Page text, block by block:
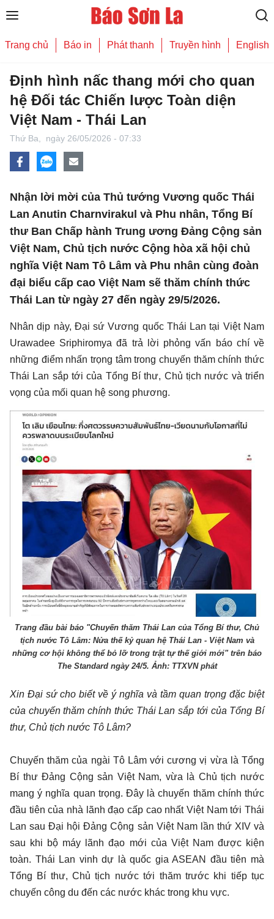
Trang chủ Báo in Phát thanh Truyền hình English
Định hình nấc thang mới cho quan
hệ Đối tác Chiến lược Toàn diện
Việt Nam - Thái Lan
Thứ Ba, ngày 26/05/2026 - 07:33
Nhận lời mời của Thủ tướng Vương quốc Thái
Lan Anutin Charnvirakul và Phu nhân, Tổng Bí
thư Ban Chấp hành Trung ương Đảng Cộng sản
Việt Nam, Chủ tịch nước Cộng hòa xã hội chủ
nghĩa Việt Nam Tô Lâm và Phu nhân cùng đoàn
đại biểu cấp cao Việt Nam sẽ thăm chính thức
Thái Lan từ ngày 27 đến ngày 29/5/2026.
Nhân dịp này, Đại sứ Vương quốc Thái Lan tại Việt Nam
Urawadee Sriphiromya đã trả lời phỏng vấn báo chí về
những điểm nhấn trọng tâm trong chuyến thăm chính thức
Thái Lan sắp tới của Tổng Bí thư, Chủ tịch nước và triển
vọng của mối quan hệ song phương.
Trang đầu bài báo "Chuyến thăm Thái Lan của Tổng Bí thư, Chủ
tịch nước Tô Lâm: Nửa thế kỷ quan hệ Thái Lan - Việt Nam và
những cơ hội không thể bỏ lỡ trong trật tự thế giới mới" trên báo
The Standard ngày 24/5. Ảnh: TTXVN phát
Xin Đại sứ cho biết về ý nghĩa và tầm quan trọng đặc biệt
của chuyến thăm chính thức Thái Lan sắp tới của Tổng Bí
thư, Chủ tịch nước Tô Lâm?
Chuyến thăm của ngài Tô Lâm với cương vị vừa là Tổng
Bí thư Đảng Cộng sản Việt Nam, vừa là Chủ tịch nước
mang ý nghĩa quan trọng. Đây là chuyến thăm chính thức
đầu tiên của nhà lãnh đạo cấp cao nhất Việt Nam tới Thái
Lan sau Đại hội Đảng Cộng sản Việt Nam lần thứ XIV và
sau khi bộ máy lãnh đạo mới của Việt Nam được kiện
toàn. Thái Lan vinh dự là quốc gia ASEAN đầu tiên mà
Tổng Bí thư, Chủ tịch nước tới thăm trước khi tiếp tục
chuyến công du đến các nước khác trong khu vực.